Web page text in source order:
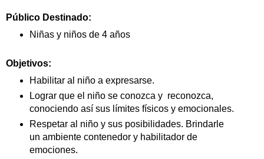
Público Destinado:
Niñas y niños de 4 años
Objetivos:
Habilitar al niño a expresarse.
Lograr que el niño se conozca y reconozca,
conociendo así sus límites físicos y emocionales.
Respetar al niño y sus posibilidades. Brindarle
un ambiente contenedor y habilitador de
emociones.